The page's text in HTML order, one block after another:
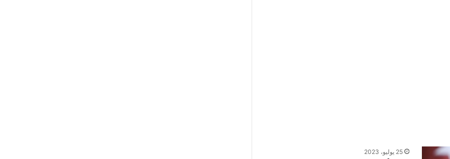
25 يوليو، 2023